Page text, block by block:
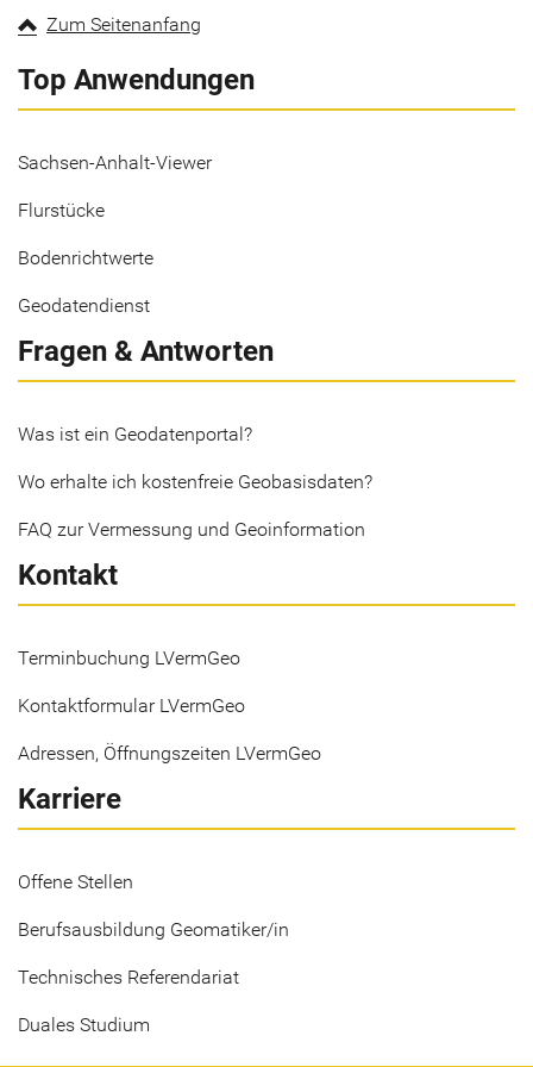
Zum Seitenanfang
Top Anwendungen
Sachsen-Anhalt-Viewer
Flurstücke
Bodenrichtwerte
Geodatendienst
Fragen & Antworten
Was ist ein Geodatenportal?
Wo erhalte ich kostenfreie Geobasisdaten?
FAQ zur Vermessung und Geoinformation
Kontakt
Terminbuchung LVermGeo
Kontaktformular LVermGeo
Adressen, Öffnungszeiten LVermGeo
Karriere
Offene Stellen
Berufsausbildung Geomatiker/in
Technisches Referendariat
Duales Studium